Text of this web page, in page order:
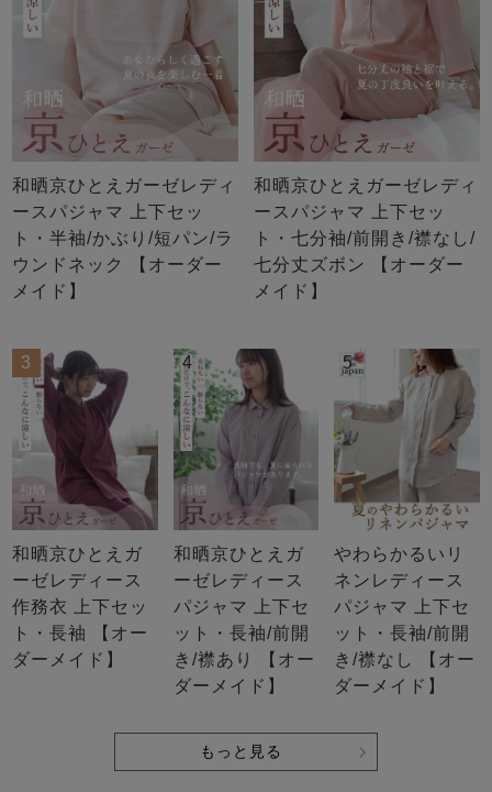
和晒京ひとえガーゼレディ
ースパジャマ 上下セッ
ト・半袖/かぶり/短パン/ラ
ウンドネック 【オーダー
メイド】
和晒京ひとえガーゼレディ
ースパジャマ 上下セッ
ト・七分袖/前開き/襟なし/
七分丈ズボン 【オーダー
メイド】
3
和晒京ひとえガ
ーゼレディース
作務衣 上下セッ
ト・長袖 【オー
ダーメイド】
4
和晒京ひとえガ
ーゼレディース
パジャマ 上下セ
ット・長袖/前開
き/襟あり 【オー
ダーメイド】
5
やわらかるいリ
ネンレディース
パジャマ 上下セ
ット・長袖/前開
き/襟なし 【オー
ダーメイド】
もっと見る